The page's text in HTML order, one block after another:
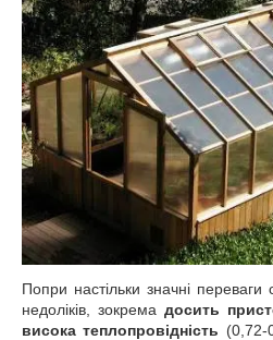
Попри настільки значні переваги
недоліків, зокрема досить
висока теплопровідність